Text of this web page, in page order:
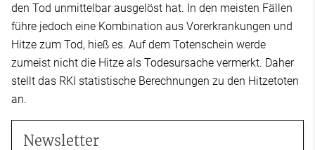
den Tod unmittelbar ausgelöst hat. In den meisten Fällen
führe jedoch eine Kombination aus Vorerkrankungen und
Hitze zum Tod, hieß es. Auf dem Totenschein werde
zumeist nicht die Hitze als Todesursache vermerkt. Daher
stellt das RKI statistische Berechnungen zu den Hitzetoten
an.
Newsletter